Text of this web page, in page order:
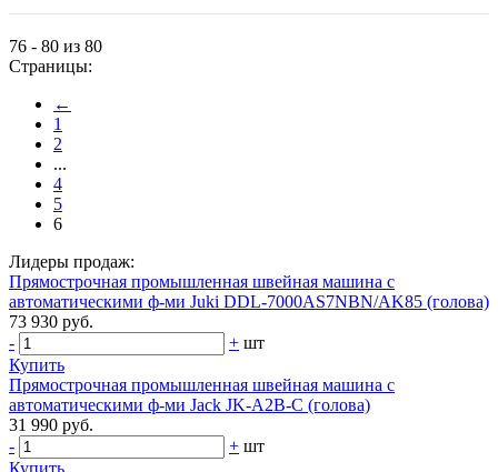
76 - 80 из 80
Страницы:
←
1
2
...
4
5
6
Лидеры продаж:
Прямострочная промышленная швейная машина с
автоматическими ф-ми Juki DDL-7000AS7NBN/AK85 (голова)
73 930 руб.
-
+ шт
Купить
Прямострочная промышленная швейная машина с
автоматическими ф-ми Jack JK-A2B-C (голова)
31 990 руб.
-
+ шт
Купить